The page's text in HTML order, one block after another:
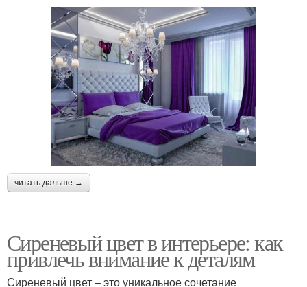
читать дальше →
Сиреневый цвет в интерьере: как
привлечь внимание к деталям
Сиреневый цвет – это уникальное сочетание